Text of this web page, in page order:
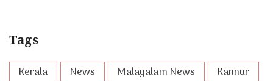
Tags
Kerala News Malayalam News Kannur